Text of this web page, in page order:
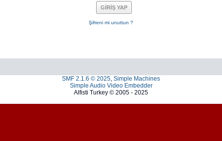
Şifreni mi unuttun ?
SMF 2.1.6 © 2025, Simple Machines
Simple Audio Video Embedder
Alfisti Turkey © 2005 - 2025